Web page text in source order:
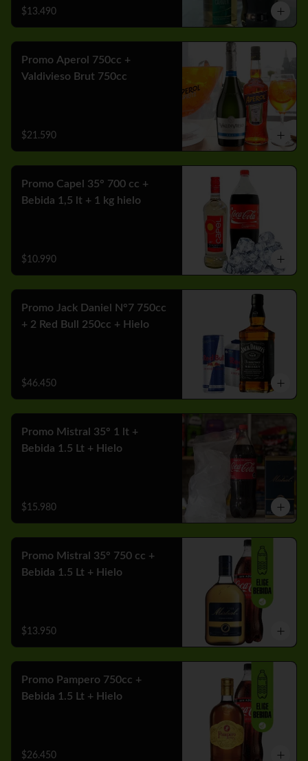
$13.490
Promo Aperol 750cc +
Valdivieso Brut 750cc
$21.590
Promo Capel 35° 700 cc +
Bebida 1,5 lt + 1 kg hielo
$10.990
Promo Jack Daniel N°7 750cc
+ 2 Red Bull 250cc + Hielo
$46.450
Promo Mistral 35° 1 lt +
Bebida 1.5 Lt + Hielo
$15.980
Promo Mistral 35° 750 cc +
Bebida 1.5 Lt + Hielo
$13.950
Promo Pampero 750cc +
Bebida 1.5 Lt + Hielo
$26.450